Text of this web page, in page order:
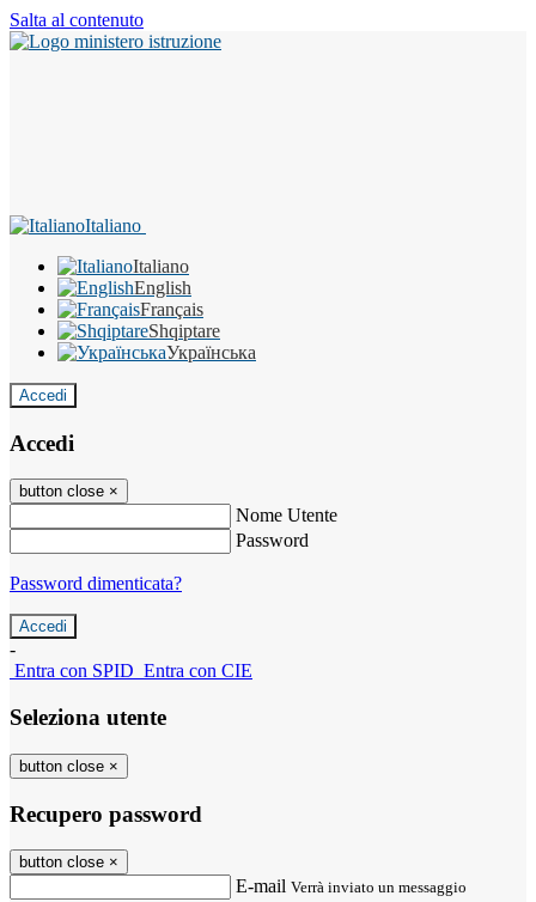
Salta al contenuto
Italiano
Italiano
English
Français
Shqiptare
Українська
Accedi
Accedi
button close ×
Nome Utente
Password
Password dimenticata?
-
Entra con SPID Entra con CIE
Seleziona utente
button close ×
Recupero password
button close ×
E-mail Verrà inviato un messaggio